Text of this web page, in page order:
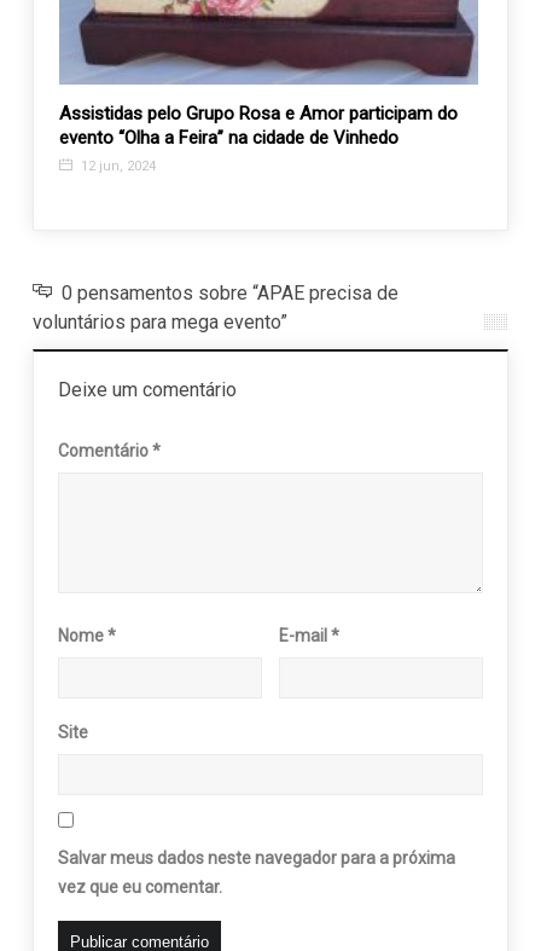
Assistidas pelo Grupo Rosa e Amor participam do
evento “Olha a Feira” na cidade de Vinhedo
12 jun, 2024
0 pensamentos sobre “APAE precisa de
voluntários para mega evento”
Deixe um comentário
Comentário*
Nome* E-mail*
Site
Salvar meus dados neste navegador para a próxima
vez que eu comentar.